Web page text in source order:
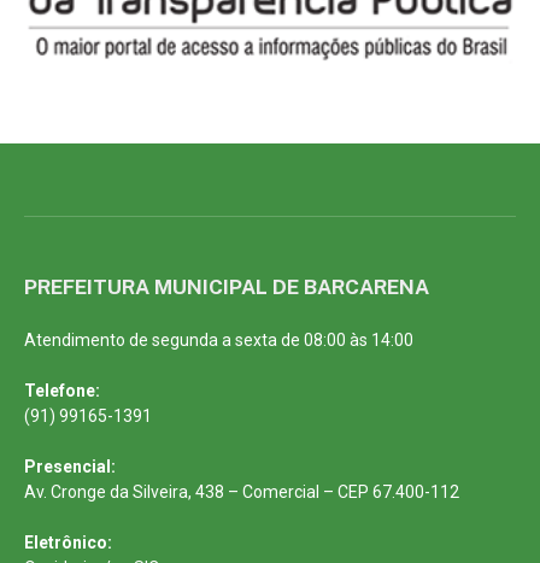
PREFEITURA MUNICIPAL DE BARCARENA
Atendimento de segunda a sexta de 08:00 às 14:00
Telefone:
(91) 99165-1391
Presencial:
Av. Cronge da Silveira, 438 – Comercial – CEP 67.400-112
Eletrônico: